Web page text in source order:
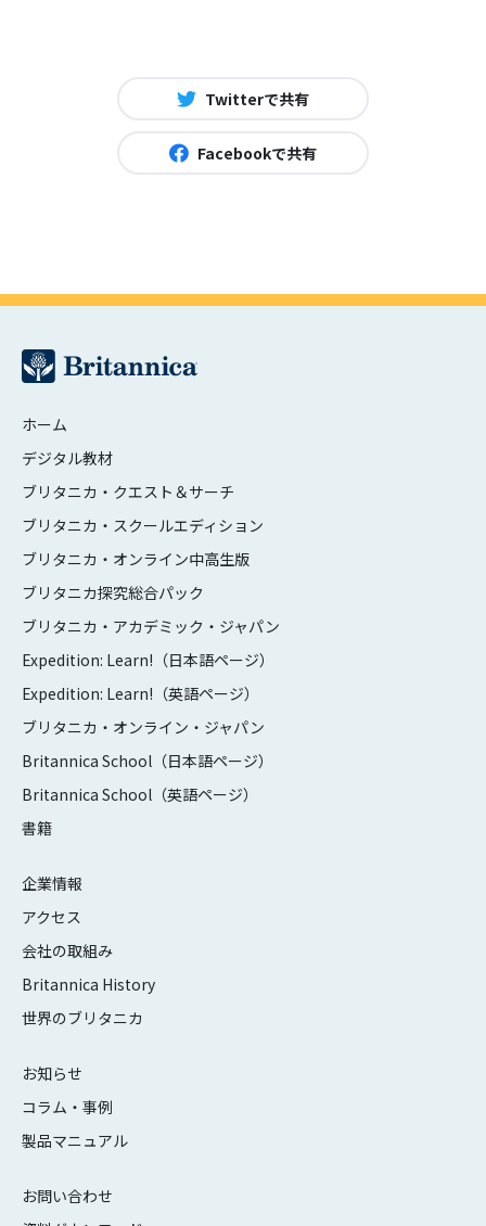
Twitterで共有
Facebookで共有
ホーム
デジタル教材
ブリタニカ・クエスト＆サーチ
ブリタニカ・スクールエディション
ブリタニカ・オンライン中高生版
ブリタニカ探究総合パック
ブリタニカ・アカデミック・ジャパン
Expedition: Learn!（日本語ページ）
Expedition: Learn!（英語ページ）
ブリタニカ・オンライン・ジャパン
Britannica School（日本語ページ）
Britannica School（英語ページ）
書籍
企業情報
アクセス
会社の取組み
Britannica History
世界のブリタニカ
お知らせ
コラム・事例
製品マニュアル
お問い合わせ